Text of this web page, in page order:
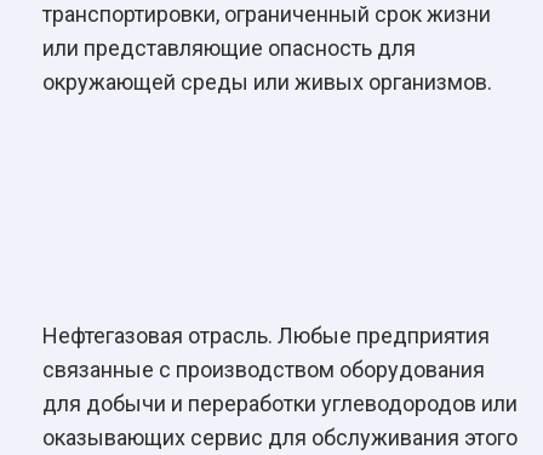
транспортировки, ограниченный срок жизни
или представляющие опасность для
окружающей среды или живых организмов.
Нефтегазовая отрасль. Любые предприятия
связанные с производством оборудования
для добычи и переработки углеводородов или
оказывающих сервис для обслуживания этого